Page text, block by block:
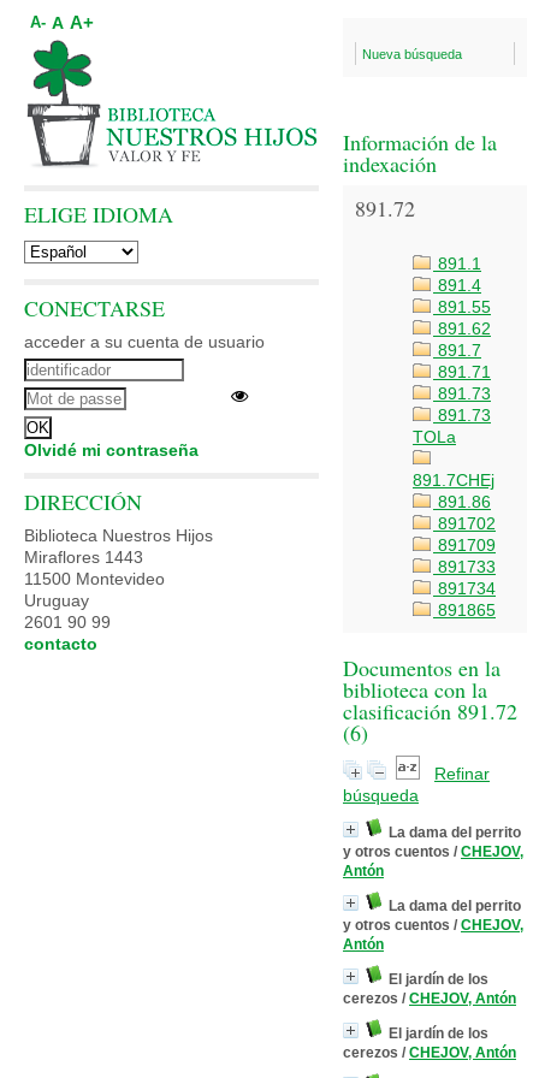
Nueva búsqueda
Información de la
indexación
891.72
891.1
891.4
891.55
891.62
891.7
891.71
891.73
891.73
TOLa
891.7CHEj
891.86
891702
891709
891733
891734
891865
Documentos en la
biblioteca con la
clasificación 891.72
(6)
Refinar
búsqueda
La dama del perrito
y otros cuentos / CHEJOV,
Antón
La dama del perrito
y otros cuentos / CHEJOV,
Antón
El jardín de los
cerezos / CHEJOV, Antón
El jardín de los
cerezos / CHEJOV, Antón
A- A A+
ELIGE IDIOMA
CONECTARSE
acceder a su cuenta de usuario
Olvidé mi contraseña
DIRECCIÓN
Biblioteca Nuestros Hijos
Miraflores 1443
11500 Montevideo
Uruguay
2601 90 99
contacto